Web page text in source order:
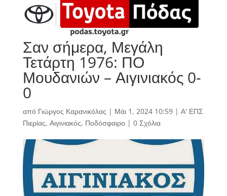
Σαν σήμερα, Μεγάλη
Τετάρτη 1976: ΠΟ
Μουδανιών – Αιγινιακός 0-
0
από Γιώργος Καρανικόλας | Μάι 1, 2024 10:59| Α' ΕΠΣ
Πιερίας, Αιγινιακός, Ποδόσφαιρο| 0 Σχόλια